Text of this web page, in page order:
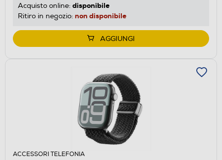
Acquisto online: disponibile
Ritiro in negozio: non disponibile
AGGIUNGI
ACCESSORI TELEFONIA